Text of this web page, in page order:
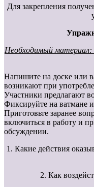
Для закрепления
Необходимый материал:
Напишите на доске или
возникают при
Участники предлагают
Фиксируйте на ватмане
Приготовьте заранее
включиться в работу и
обсуждении.
1. Какие действия
2. Как